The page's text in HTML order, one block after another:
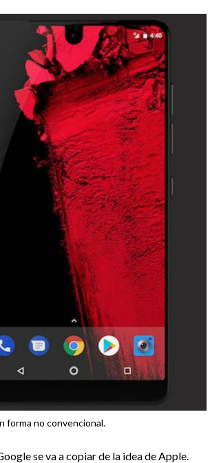
forma no convencional.
se va a copiar de la idea de Apple.